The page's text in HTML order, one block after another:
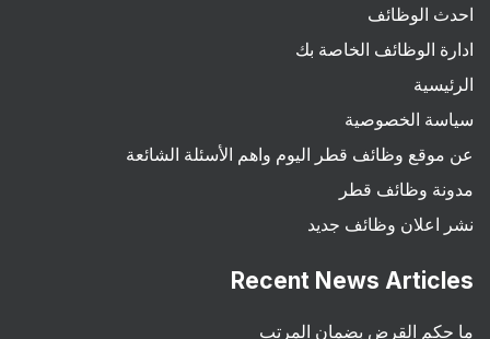
احدث الوظائف
ادارة الوظائف الخاصة بك
الرئيسية
سياسة الخصوصية
عن موقع وظائف قطر اليوم واهم الأسئلة الشائعة
مدونة وظائف قطر
نشر اعلان وظائف جديد
Recent News Articles
ما حكم القرض بضمان المرتب